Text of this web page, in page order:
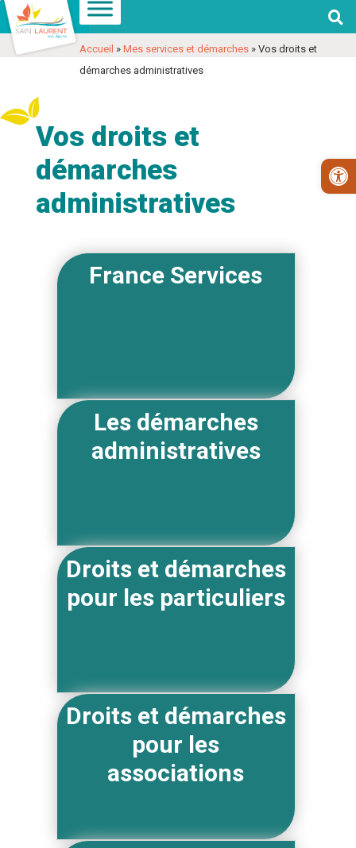
Aller
à
la
Aller
au
contenu
Voir
les
coordonnées
contact

Accueil » Mes services et démarches » Vos droits et
démarches administratives
Vos droits et
démarches
administratives
France Services
Les démarches
administratives
Droits et démarches
pour les particuliers
Droits et démarches
pour les
associations